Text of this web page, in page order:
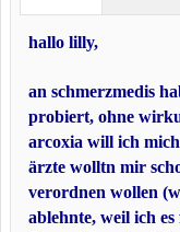
hallo lilly,
an schmerzmedis
probiert, ohne
arcoxia will ich
ärzte wolltn mir
verordnen wollen
ablehnte, weil ich